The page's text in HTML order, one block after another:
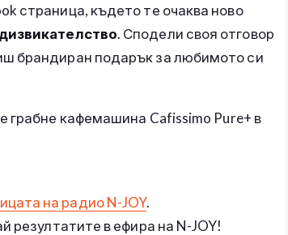
страница, където те очаква ново
. Сподели своя отговор
брандиран подарък за любимото си
грабне кафемашина Cafissimo Pure+ в
на радио N-JOY.
резултатите в ефира на N-JOY!